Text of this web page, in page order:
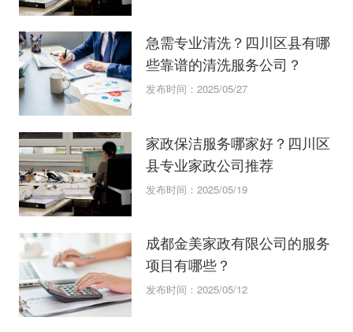
急需专业清洗？四川区县有哪
些靠谱的清洗服务公司？
发布时间：2025/05/27
家政保洁服务哪家好？四川区
县专业家政公司推荐
发布时间：2025/05/19
成都金美家政有限公司的服务
项目有哪些？
发布时间：2025/05/12